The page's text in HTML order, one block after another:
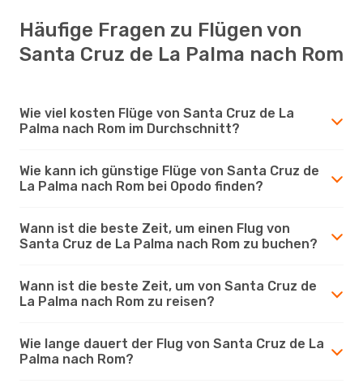
Häufige Fragen zu Flügen von
Santa Cruz de La Palma nach Rom
Wie viel kosten Flüge von Santa Cruz de La
Palma nach Rom im Durchschnitt?
Wie kann ich günstige Flüge von Santa Cruz de
La Palma nach Rom bei Opodo finden?
Wann ist die beste Zeit, um einen Flug von
Santa Cruz de La Palma nach Rom zu buchen?
Wann ist die beste Zeit, um von Santa Cruz de
La Palma nach Rom zu reisen?
Wie lange dauert der Flug von Santa Cruz de La
Palma nach Rom?